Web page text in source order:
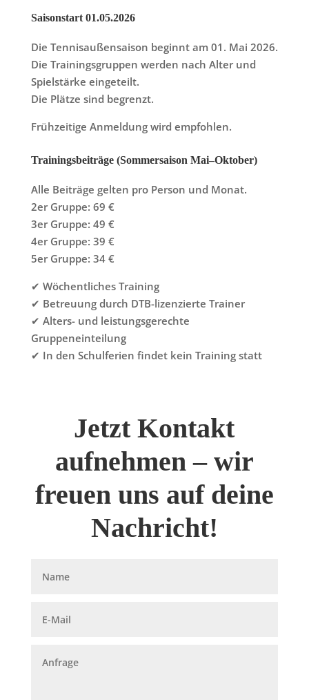
Saisonstart 01.05.2026
Die Tennisaußensaison beginnt am 01. Mai 2026.
Die Trainingsgruppen werden nach Alter und
Spielstärke eingeteilt.
Die Plätze sind begrenzt.
Frühzeitige Anmeldung wird empfohlen.
Trainingsbeiträge (Sommersaison Mai–Oktober)
Alle Beiträge gelten pro Person und Monat.
2er Gruppe: 69 €
3er Gruppe: 49 €
4er Gruppe: 39 €
5er Gruppe: 34 €
✔ Wöchentliches Training
✔ Betreuung durch DTB-lizenzierte Trainer
✔ Alters- und leistungsgerechte
Gruppeneinteilung
✔ In den Schulferien findet kein Training statt
Jetzt Kontakt
aufnehmen – wir
freuen uns auf deine
Nachricht!